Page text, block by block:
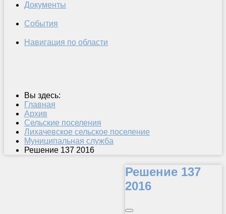
Документы
События
Навигация по области
Вы здесь:
Главная
Архив
Сельские поселения
Лихачевское сельское поселение
Муниципальная служба
Решение 137 2016
Решение 137
2016